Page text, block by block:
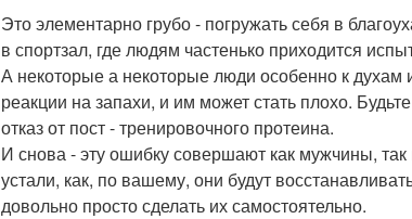
Это элементарно грубо - погружать себя в
в спортзал, где людям частенько приходится
А некоторые а некоторые люди особенно к духам
реакции на запахи, и им может стать плохо.
отказ от пост - тренировочного протеина.
И снова - эту ошибку совершают как мужчины,
устали, как, по вашему, они будут
довольно просто сделать их самостоятельно.